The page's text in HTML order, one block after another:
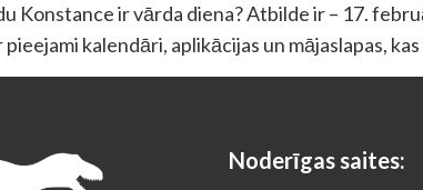
Konstance ir vārda diena? Atbilde ir – 17.
pieejami kalendāri, aplikācijas un mājaslapas,
Noderīgas saites: